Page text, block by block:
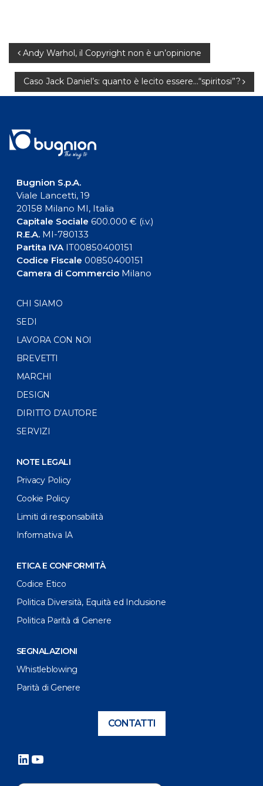
Navigazione
articoli
Andy Warhol, il Copyright non è un’opinione
Caso Jack Daniel’s: quanto è lecito essere…“spiritosi”?
Bugnion S.p.A.
Viale Lancetti, 19
20158 Milano MI, Italia
Capitale Sociale 600.000 € (i.v.)
R.E.A.MI-780133
Partita IVAIT00850400151
Codice Fiscale 00850400151
Camera di CommercioMilano
CHI SIAMO
SEDI
LAVORA CON NOI
BREVETTI
MARCHI
DESIGN
DIRITTO D’AUTORE
SERVIZI
NOTE LEGALI
Privacy Policy
Cookie Policy
Limiti di responsabilità
Informativa IA
ETICA E CONFORMITÀ
Codice Etico
Politica Diversità, Equità ed Inclusione
Politica Parità di Genere
SEGNALAZIONI
Whistleblowing
Parità di Genere
CONTATTI
LinkedIn
YouTube